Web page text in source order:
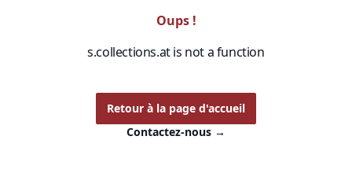
Oups !
s.collections.at is not a function
Retour à la page d'accueil
Contactez-nous →